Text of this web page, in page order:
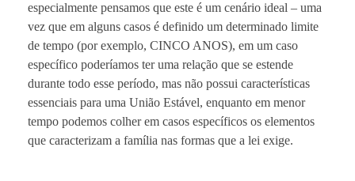
especialmente pensamos que este é um cenário ideal – uma
vez que em alguns casos é definido um determinado limite
de tempo (por exemplo, CINCO ANOS), em um caso
específico poderíamos ter uma relação que se estende
durante todo esse período, mas não possui características
essenciais para uma União Estável, enquanto em menor
tempo podemos colher em casos específicos os elementos
que caracterizam a família nas formas que a lei exige.